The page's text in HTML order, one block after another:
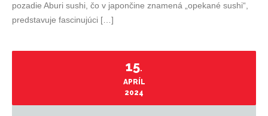
pozadie Aburi sushi, čo v japončine znamená „opekané sushi“,
predstavuje fascinujúci […]
15.
APRÍL
2024